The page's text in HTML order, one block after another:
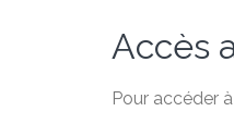
Accès
Pour accéder